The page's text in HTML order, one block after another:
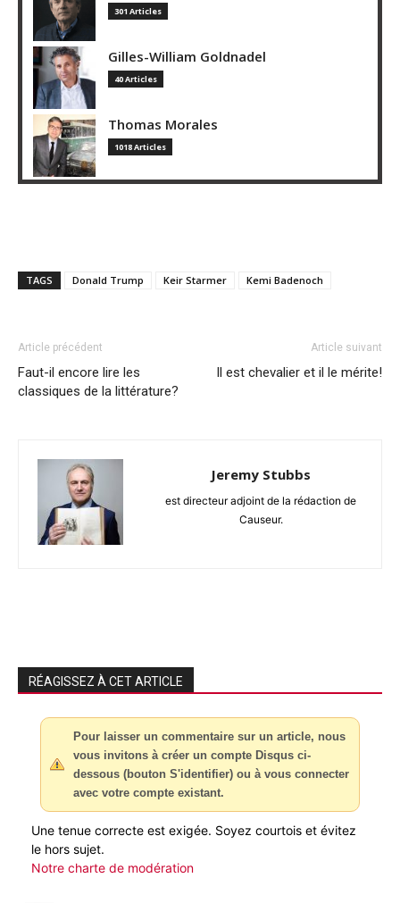
301 Articles
Gilles-William Goldnadel
40 Articles
Thomas Morales
1018 Articles
TAGS Donald Trump Keir Starmer Kemi Badenoch
Article précédent
Faut-il encore lire les
classiques de la littérature?
Article suivant
Il est chevalier et il le mérite!
Jeremy Stubbs
est directeur adjoint de la rédaction de
Causeur.
RÉAGISSEZ À CET ARTICLE
Pour laisser un commentaire sur un article, nous
vous invitons à créer un compte Disqus ci-
dessous (bouton S'identifier) ou à vous connecter
avec votre compte existant.
Une tenue correcte est exigée. Soyez courtois et évitez
le hors sujet.
Notre charte de modération